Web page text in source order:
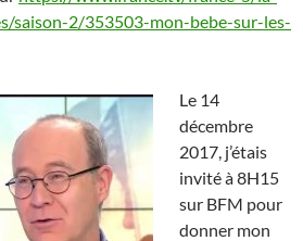
saison-2/353503-mon-bebe-sur-les-
Le 14
décembre
2017, j’étais
invité à 8H15
sur BFM pour
donner mon